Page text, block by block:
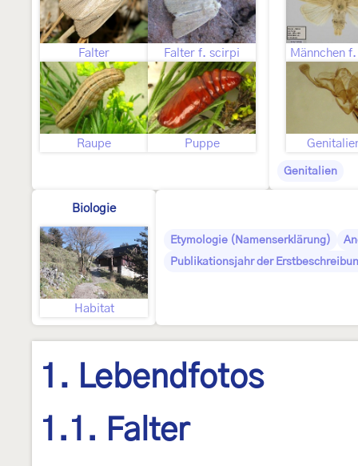
Falter Falter f. scirpi
Raupe Puppe
Männchen
Genitalien
Biologie
Habitat
Etymologie (Namenserklärung)
Publikationsjahr der
1. Lebendfotos
1.1. Falter